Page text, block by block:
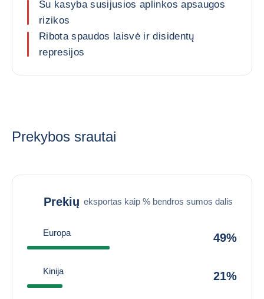
Su kasyba susijusios aplinkos apsaugos
rizikos
Ribota spaudos laisvė ir disidentų
represijos
Prekybos srautai
Prekių eksportas kaip % bendros sumos dalis
Europa 49%
Kinija 21%